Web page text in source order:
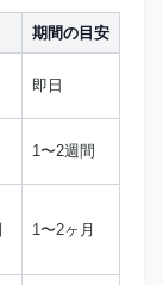
期間の目安
即日
1〜2週間
1〜2ヶ月